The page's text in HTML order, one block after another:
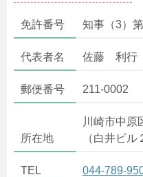
免許番号 知事（3）
代表者名 佐藤 利行
郵便番号 211-0002
所在地
川崎市中原
（白井ビル
TEL 044-789-